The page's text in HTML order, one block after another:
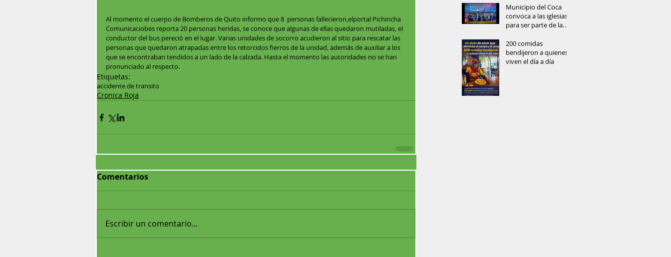
Al momento el cuerpo de Bomberos de Quito informo que 8  personas fallecieron,elportal Pichincha
Comunicaciobes reporta 20 personas heridas, se conoce que algunas de ellas quedaron mutiladas, el
conductor del bus pereció en el lugar. Varias unidades de socorro acudieron al sitio para rescatar las
personas que quedaron atrapadas entre los retorcidos fierros de la unidad, además de auxiliar a los
que se encontraban tendidos a un lado de la calzada. Hasta el momento las autoridades no se han
pronunciado al respecto.
Etiquetas:
accidente de transito
Cronica Roja
Comentarios
Escribir un comentario...
Municipio del Coca
convoca a las iglesias
para ser parte de la
y reconstrucción del
tejido social
200 comidas
bendijeron a quienes
viven el día a día